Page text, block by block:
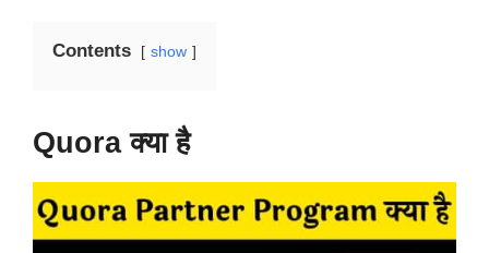
Contents show
Quora क्या है